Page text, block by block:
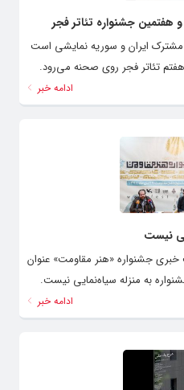
جشنواره تئاتر فجر
ایران و سوریه نمایشی است
تئاتر فجر روی صحنه می‌رود.
ادامه خبر
نیست
جشنواره «هنر مقاومت» عنوان
به منزله سیاه‌نمایی نیست.
ادامه خبر